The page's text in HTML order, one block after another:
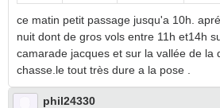
ce matin petit passage jusqu'a 10h.
nuit dont de gros vols entre 11h et14h
camarade jacques et sur la vallée de la
chasse.le tout très dure a la pose .
phil24330